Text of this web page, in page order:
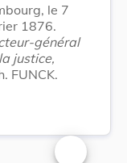
le 7
1876.
général
justice,
FUNCK.